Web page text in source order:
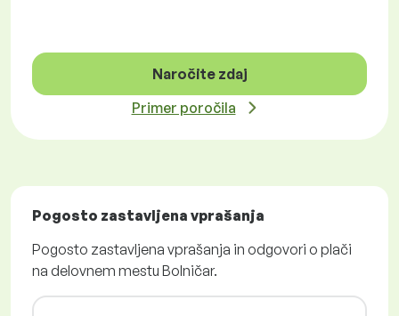
Naročite zdaj
Primer poročila
Pogosto zastavljena vprašanja
Pogosto zastavljena vprašanja in odgovori o plači
na delovnem mestu Bolničar.